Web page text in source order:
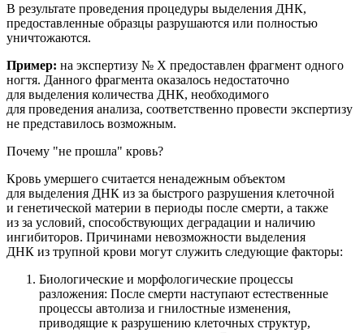
В результате проведения процедуры выделения ДНК,
предоставленные образцы разрушаются или полностью
уничтожаются.
Пример: на экспертизу № Х предоставлен фрагмент одного
ногтя. Данного фрагмента оказалось недостаточно
для выделения количества ДНК, необходимого
для проведения анализа, соответственно провести экспертизу
не представилось возможным.
Почему "не прошла" кровь?
Кровь умершего считается ненадежным объектом
для выделения ДНК из за быстрого разрушения клеточной
и генетической материи в периоды после смерти, а также
из за условий, способствующих деградации и наличию
ингибиторов. Причинами невозможности выделения
ДНК из трупной крови могут служить следующие факторы:
Биологические и морфологические процессы
разложения: После смерти наступают естественные
процессы автолиза и гнилостные изменения,
приводящие к разрушению клеточных структур,